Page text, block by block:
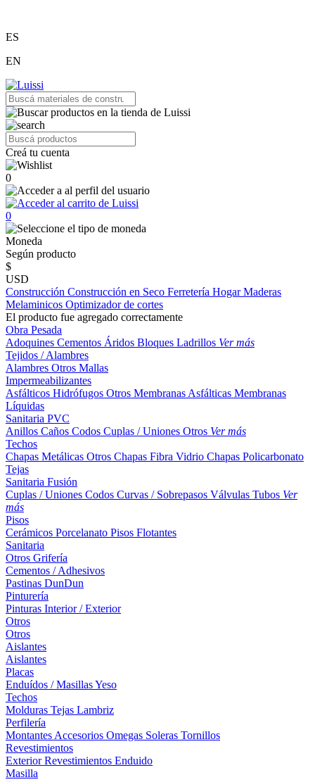
ES
EN
Creá tu cuenta
0
0
Moneda
Según producto
$
USD
Construcción Construcción en Seco Ferretería HogarMaderas
Melaminicos Optimizador de cortes
El producto fue agregado correctamente
Obra Pesada
Adoquines Cementos Áridos Bloques Ladrillos Ver más
Tejidos / Alambres
Alambres Otros Mallas
Impermeabilizantes
Asfálticos Hidrófugos Otros Membranas Asfálticas Membranas
Líquidas
Sanitaria PVC
Anillos Caños Codos Cuplas / Uniones Otros Ver más
Techos
Chapas Metálicas Otros Chapas Fibra Vidrio Chapas Policarbonato
Tejas
Sanitaria Fusión
Cuplas / Uniones Codos Curvas / Sobrepasos Válvulas Tubos Ver
más
Pisos
Cerámicos Porcelanato Pisos Flotantes
Sanitaria
Otros Grifería
Cementos / Adhesivos
Pastinas DunDun
Pinturería
Pinturas Interior / Exterior
Otros
Otros
Aislantes
Aislantes
Placas
Enduídos / MasillasYeso
Techos
Molduras Tejas Lambriz
Perfilería
Montantes Accesorios Omegas Soleras Tornillos
Revestimientos
ExteriorRevestimientos Enduido
Masilla